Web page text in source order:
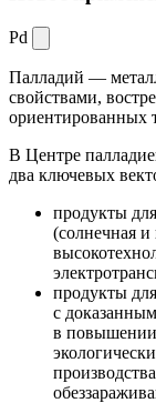
Pd
Палладий —
свойствами,
ориентированных
В Центре
два ключевых
продукты
(солнечная и
продукты
с
в повышении